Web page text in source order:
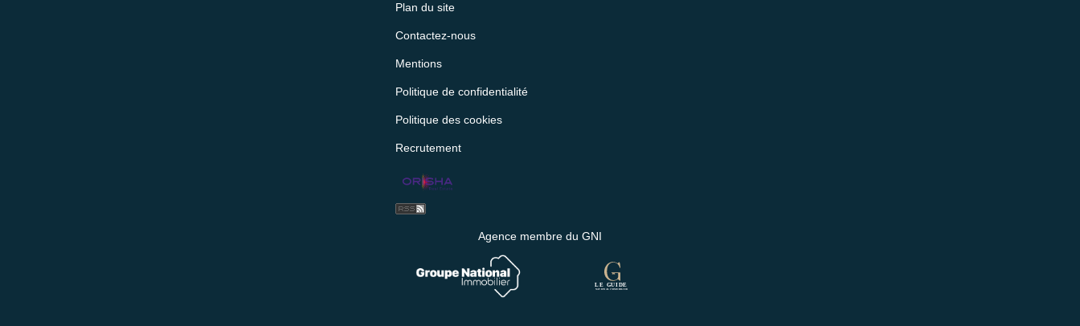
Plan du site
Contactez-nous
Mentions
Politique de confidentialité
Politique des cookies
Recrutement
Agence membre du GNI